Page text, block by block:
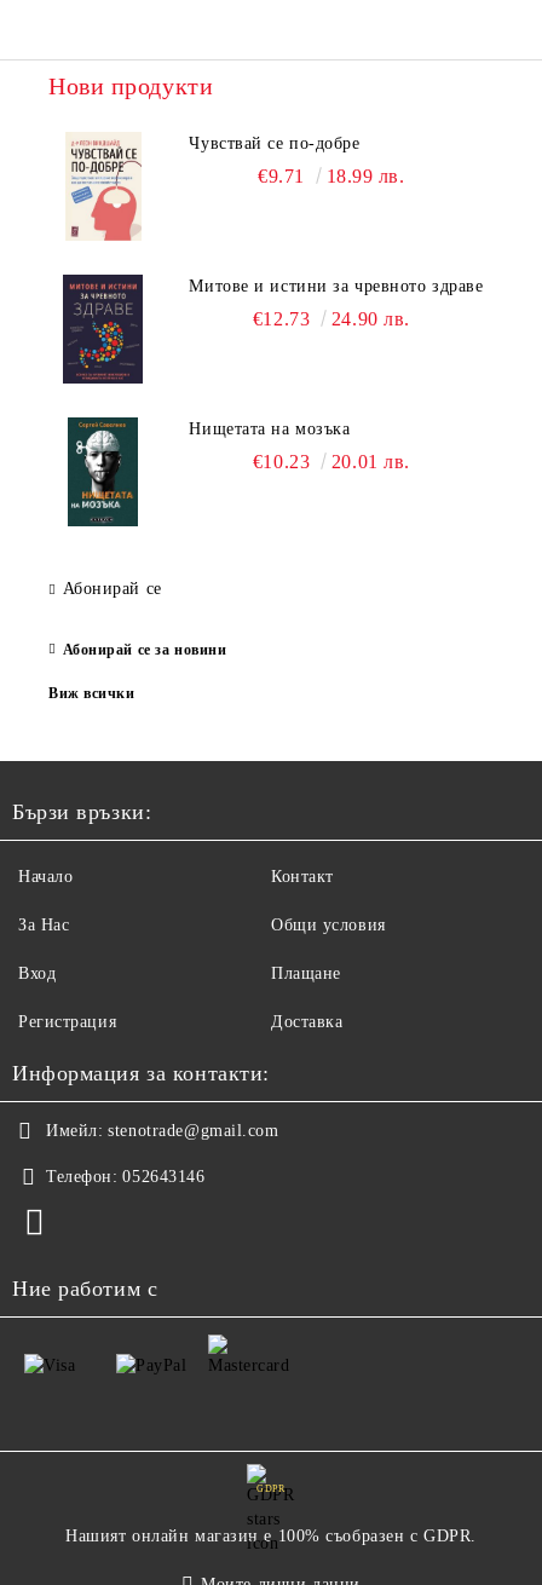
Нови продукти
Чувствай се по-добре
€9.71 18.99 лв.
Митове и истини за чревното здраве
€12.73 24.90 лв.
Нищетата на мозъка
€10.23 20.01 лв.
Абонирай се
Абонирай се за новини
Виж всички
Бързи връзки:
Начало
За Нас
Вход
Регистрация
Контакт
Общи условия
Плащане
Доставка
Информация за контакти:
Имейл: stenotrade@gmail.com
Телефон: 052643146
Ние работим с
GDPR
Нашият онлайн магазин е 100% съобразен с GDPR.